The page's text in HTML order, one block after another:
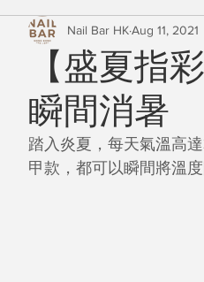
【盛夏指
瞬間消暑
Nail Bar HKAug 11, 2021
踏入炎夏，每天氣溫高
甲款，都可以瞬間將溫